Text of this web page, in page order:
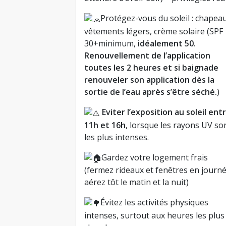
Protégez-vous du soleil :
vêtements légers, crème solaire (SPF
30+minimum, idéalement 50.
Renouvellement de l’application
toutes les 2 heures et si baignade
renouveler son application dès la
sortie de l’eau après s’être séché.)
Eviter l’exposition au soleil
11h et 16h, lorsque les rayons UV
les plus intenses.
Gardez votre logement frais
(fermez rideaux et fenêtres en
aérez tôt le matin et la nuit)
Évitez les activités physiques
intenses, surtout aux heures les plus